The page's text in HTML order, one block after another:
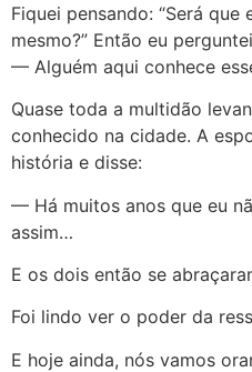
Fiquei pensando: “Será
mesmo?” Então eu
— Alguém aqui conhece
Quase toda a multidão
conhecido na cidade. A
história e disse:
— Há muitos anos que eu
assim…
E os dois então se
Foi lindo ver o poder da
E hoje ainda, nós vamos